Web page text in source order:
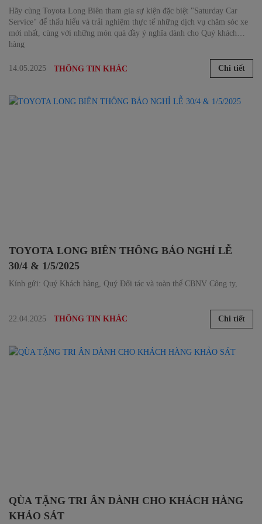
Hãy cùng Toyota Long Biên tham gia sự kiện đặc biệt "Saturday Car
Service" để thấu hiểu và trải nghiệm thực tế những dịch vụ chăm sóc xe
mới nhất, cùng với những món quà đầy ý nghĩa dành cho Quý khách
hàng
14.05.2025 THÔNG TIN KHÁC Chi tiết
TOYOTA LONG BIÊN THÔNG BÁO NGHỈ LỄ
30/4 & 1/5/2025
Kính gửi: Quý Khách hàng, Quý Đối tác và toàn thể CBNV Công ty,
22.04.2025 THÔNG TIN KHÁC Chi tiết
QÙA TẶNG TRI ÂN DÀNH CHO KHÁCH HÀNG
KHẢO SÁT